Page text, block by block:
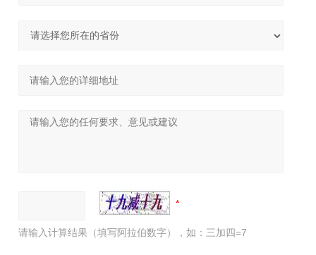
请输入计算结果（填写阿拉伯数字），如：三加四=7